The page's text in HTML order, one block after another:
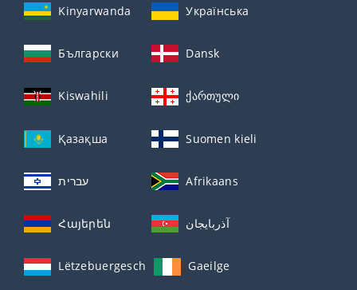
Kinyarwanda Українська
Български Dansk
Kiswahili ქართული
Қазақша Suomen kieli
עברית Afrikaans
Հայերեն آذربايجان
Lëtzebuergesch Gaeilge